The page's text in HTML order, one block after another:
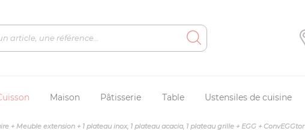
Maison Pâtisserie Table Ustensiles de cuisine
+ Meuble extension + 1 plateau inox, 1 plateau acacia, 1 plateau grille + EGG + ConvEGGtor